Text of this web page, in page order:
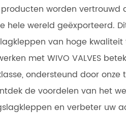
worden
hele wereld geëxporteerd.
van hoge
met WIVO VALVES
ondersteund door
de voordelen van het
en verbeter uw